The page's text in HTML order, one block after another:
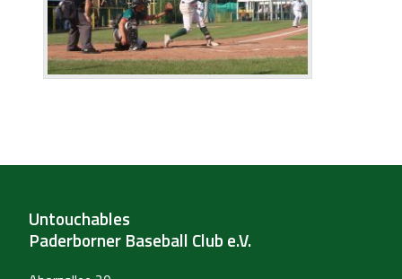
Untouchables
Paderborner Baseball Club e.V.